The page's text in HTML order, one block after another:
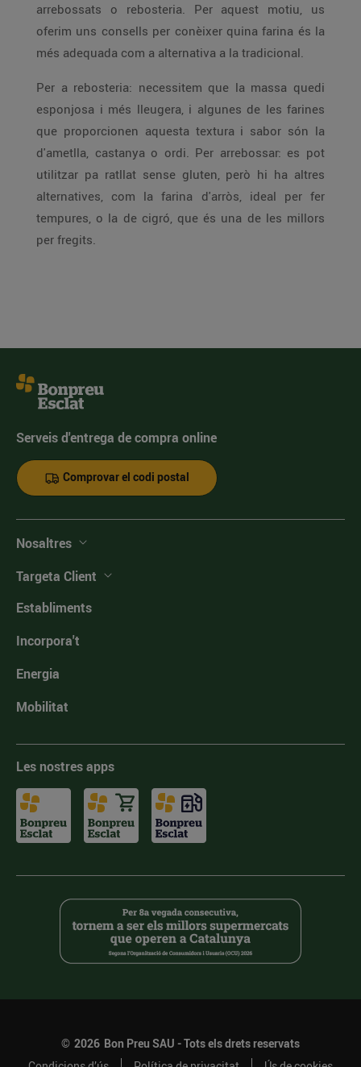
arrebossats o rebosteria. Per aquest motiu, us
oferim uns consells per conèixer quina farina és la
més adequada com a alternativa a la tradicional.
Per a rebosteria: necessitem que la massa quedi
esponjosa i més lleugera, i algunes de les farines
que proporcionen aquesta textura i sabor són la
d'ametlla, castanya o ordi. Per arrebossar: es pot
utilitzar pa ratllat sense gluten, però hi ha altres
alternatives, com la farina d'arròs, ideal per fer
tempures, o la de cigró, que és una de les millors
per fregits.
Serveis d'entrega de compra online
Comprovar el codi postal
Nosaltres
Targeta Client
Establiments
Incorpora't
Energia
Mobilitat
Les nostres apps
© 2026 Bon Preu SAU - Tots els drets reservats